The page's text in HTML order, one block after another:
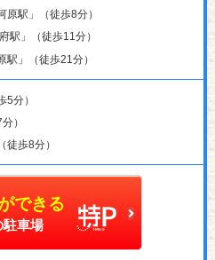
原駅」（徒歩8分）
駅」（徒歩11分）
駅」（徒歩21分）
5分）
）
徒歩8分）
できる
駐車場